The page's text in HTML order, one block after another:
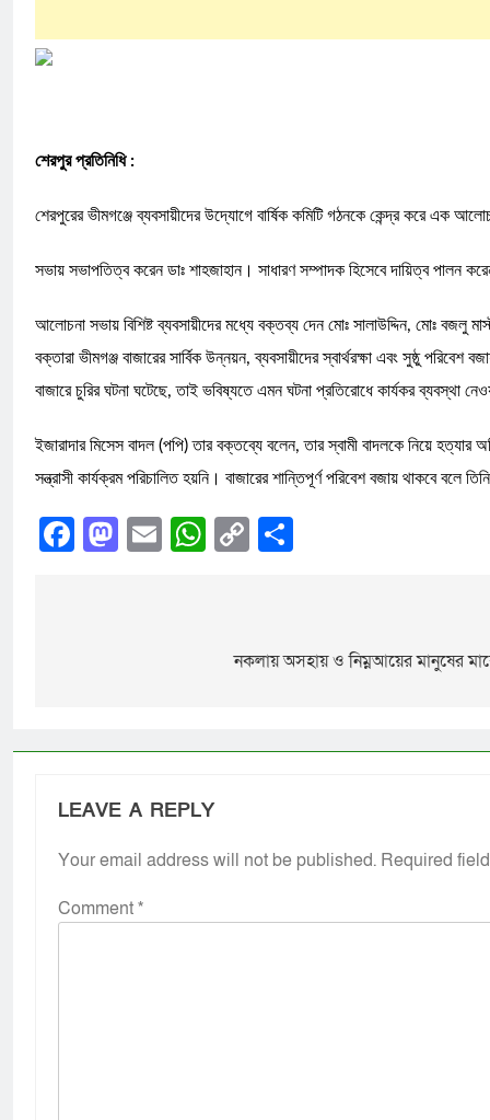
শেরপুর প্রতিনিধি :
শেরপুরের ভীমগঞ্জে ব্যবসায়ীদের উদ্যোগে বার্ষিক কমিটি গঠনকে কেন্দ্র করে এক
সভায় সভাপতিত্ব করেন ডাঃ শাহজাহান। সাধারণ সম্পাদক হিসেবে দায়িত্ব পালন
আলোচনা সভায় বিশিষ্ট ব্যবসায়ীদের মধ্যে বক্তব্য দেন মোঃ সালাউদ্দিন, মোঃ
বক্তারা ভীমগঞ্জ বাজারের সার্বিক উন্নয়ন, ব্যবসায়ীদের স্বার্থরক্ষা এবং সুষ্ঠু
বাজারে চুরির ঘটনা ঘটেছে, তাই ভবিষ্যতে এমন ঘটনা প্রতিরোধে কার্যকর ব্যবস্থা
ইজারাদার মিসেস বাদল (পপি) তার বক্তব্যে বলেন, তার স্বামী বাদলকে নিয়ে হত্যার
সন্ত্রাসী কার্যক্রম পরিচালিত হয়নি। বাজারের শান্তিপূর্ণ পরিবেশ বজায় থাকবে বলে
Facebook
Mastodon
EmailWhatsApp
Copy
নকলায় অসহায় ও নিম্নআয়ের মানুষের
LEAVE A REPLY
Your email address will not be published. Required
Comment*